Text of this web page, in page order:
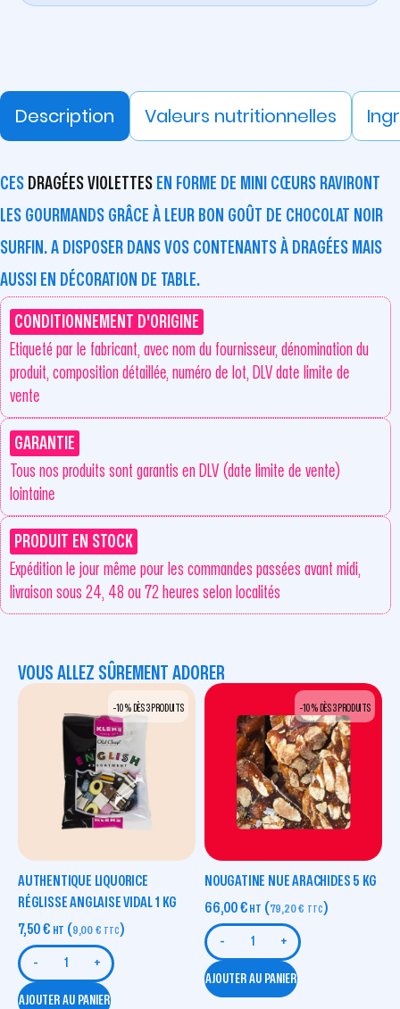
Description Valeurs nutritionnelles
CES DRAGÉES VIOLETTES EN FORME DE MINI CŒURS RAVIRONT
LES GOURMANDS GRÂCE À LEUR BON GOÛT DE CHOCOLAT NOIR
SURFIN. A DISPOSER DANS VOS CONTENANTS À DRAGÉES MAIS
AUSSI EN DÉCORATION DE TABLE.
CONDITIONNEMENT D'ORIGINE
Etiqueté par le fabricant, avec nom du fournisseur, dénomination du
produit, composition détaillée, numéro de lot, DLV date limite de
vente
GARANTIE
Tous nos produits sont garantis en DLV (date limite de vente)
lointaine
PRODUIT EN STOCK
Expédition le jour même pour les commandes passées avant midi,
livraison sous 24, 48 ou 72 heures selon localités
VOUS ALLEZ SÛREMENT ADORER
-10 % DÈS 3 PRODUITS
AUTHENTIQUE LIQUORICE
RÉGLISSE ANGLAISE VIDAL 1 KG
7,50€ HT (9,00 € TTC)
- +
AJOUTER AU PANIER
-10 % DÈS 3 PRODUITS
NOUGATINE NUE ARACHIDES 5 KG
66,00€ HT (79,20€ TTC)
- +
AJOUTER AU PANIER